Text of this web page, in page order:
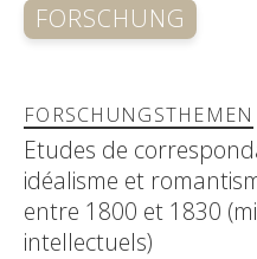
FORSCHUNG
FORSCHUNGSTHEMEN
Etudes de
idéalisme et
entre 1800 et 1830
intellectuels)